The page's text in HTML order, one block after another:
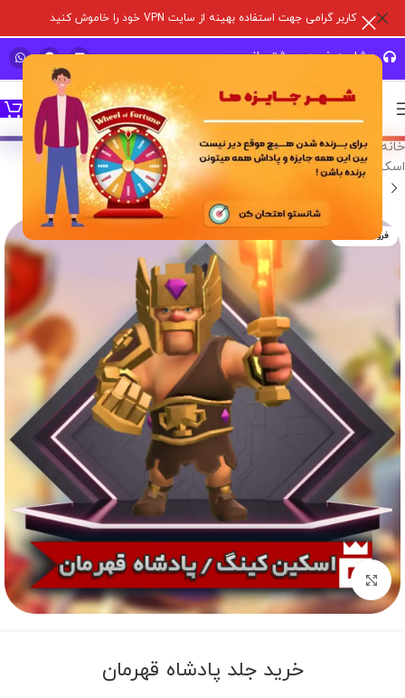
کاربر گرامی جهت استفاده بهینه از سایت VPN خود را خاموش کنید
مشاوره خرید و پشتیبانی سریع
خانه خدمات درون برنامه ای/بازی های سوپر سل/کلش آف کلنز/
اسکین هیرو
فروخته شده
برای بزرگنمایی کلیک کنید
خرید جلد پادشاه قهرمان